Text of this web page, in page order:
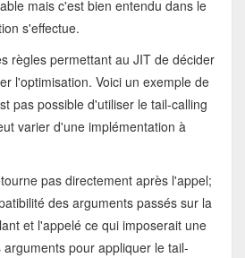
mais c'est bien entendu dans le
s'effectue.
règles permettant au JIT de décider
l'optimisation. Voici un exemple de
pas possible d'utiliser le tail-calling
varier d'une implémentation à
pas directement après l'appel;
des arguments passés sur la
et l'appelé ce qui imposerait une
arguments pour appliquer le tail-